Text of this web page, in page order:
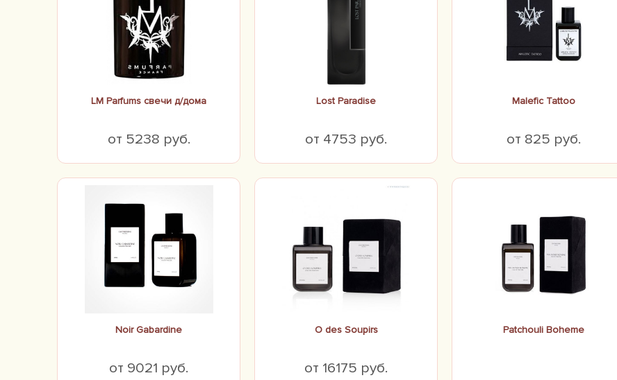
LM Parfums свечи д/дома
от 5238 руб.
Lost Paradise
от 4753 руб.
Malefic Tattoo
от 825 руб.
Noir Gabardine
от 9021 руб.
O des Soupirs
от 16175 руб.
Patchouli Boheme